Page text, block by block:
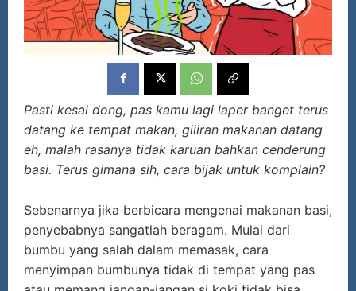
Pasti kesal dong, pas kamu lagi laper banget terus
datang ke tempat makan, giliran makanan datang
eh, malah rasanya tidak karuan bahkan cenderung
basi. Terus gimana sih, cara bijak untuk komplain?
Sebenarnya jika berbicara mengenai makanan basi,
penyebabnya sangatlah beragam. Mulai dari
bumbu yang salah dalam memasak, cara
menyimpan bumbunya tidak di tempat yang pas